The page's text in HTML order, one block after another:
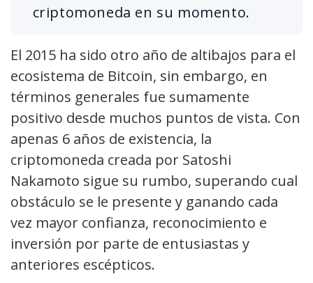
criptomoneda en su momento.
El 2015 ha sido otro año de altibajos para el
ecosistema de Bitcoin, sin embargo, en
términos generales fue sumamente
positivo desde muchos puntos de vista. Con
apenas 6 años de existencia, la
criptomoneda creada por Satoshi
Nakamoto sigue su rumbo, superando cual
obstáculo se le presente y ganando cada
vez mayor confianza, reconocimiento e
inversión por parte de entusiastas y
anteriores escépticos.